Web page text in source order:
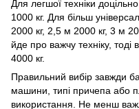
Для легшої техніки
1000 кг. Для більш
2000 кг, 2,5 м 2000 кг, 3 м
йде про важчу техніку,
4000 кг.
Правильний вибір завжди
машини, типі причепа або
використання. Не менш